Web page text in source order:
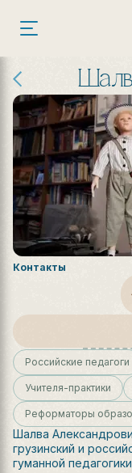
Российские педагоги
Учителя-практики
Реформаторы
Шалва
грузинский и
гуманной
Контакты